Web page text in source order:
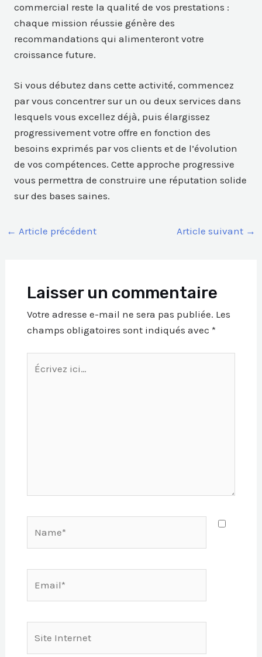
commercial reste la qualité de vos prestations :
chaque mission réussie génère des
recommandations qui alimenteront votre
croissance future.
Si vous débutez dans cette activité, commencez
par vous concentrer sur un ou deux services dans
lesquels vous excellez déjà, puis élargissez
progressivement votre offre en fonction des
besoins exprimés par vos clients et de l’évolution
de vos compétences. Cette approche progressive
vous permettra de construire une réputation solide
sur des bases saines.
← Article précédent Article suivant →
Laisser un commentaire
Votre adresse e-mail ne sera pas publiée. Les
champs obligatoires sont indiqués avec *
ici…
Internet